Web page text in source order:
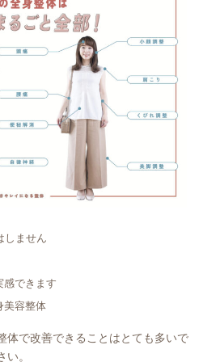
しません
感できます
美容整体
体で改善できることはとても多いで
。